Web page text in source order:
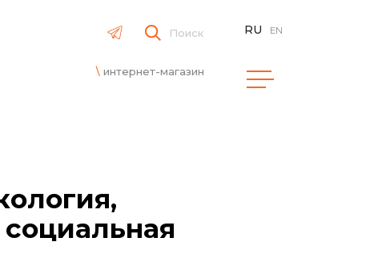
Поиск
интернет-магазин
RU EN